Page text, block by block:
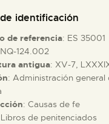
LA VISITA
identificación
de referencia: ES 35001
124.002
antigua: XV-7,
: Administración general
: Causas de fe
de penitenciados